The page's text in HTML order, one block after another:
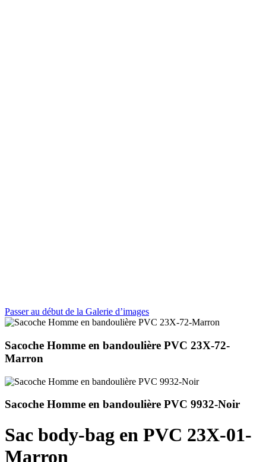
Passer au début de la Galerie d’images
Sacoche Homme en bandoulière PVC 23X-72-
Marron
Sacoche Homme en bandoulière PVC 9932-Noir
Sac body-bag en PVC 23X-01-
Marron